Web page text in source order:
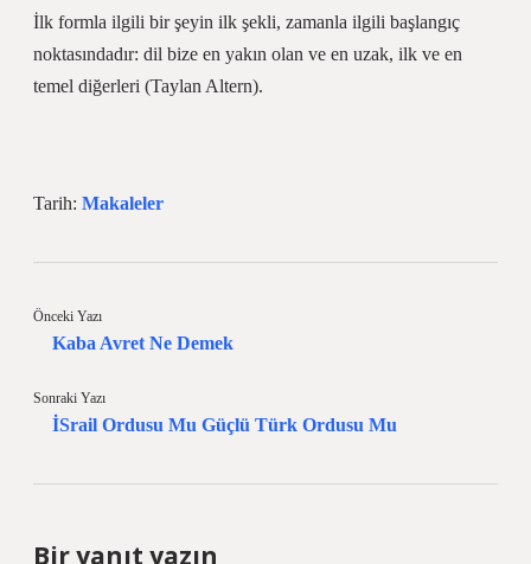
İlk formla ilgili bir şeyin ilk şekli, zamanla ilgili başlangıç ​​
noktasındadır: dil bize en yakın olan ve en uzak, ilk ve en
temel diğerleri (Taylan Altern).
Tarih: Makaleler
Önceki Yazı
Kaba Avret Ne Demek
Sonraki Yazı
İSrail Ordusu Mu Güçlü Türk Ordusu Mu
Bir yanıt yazın